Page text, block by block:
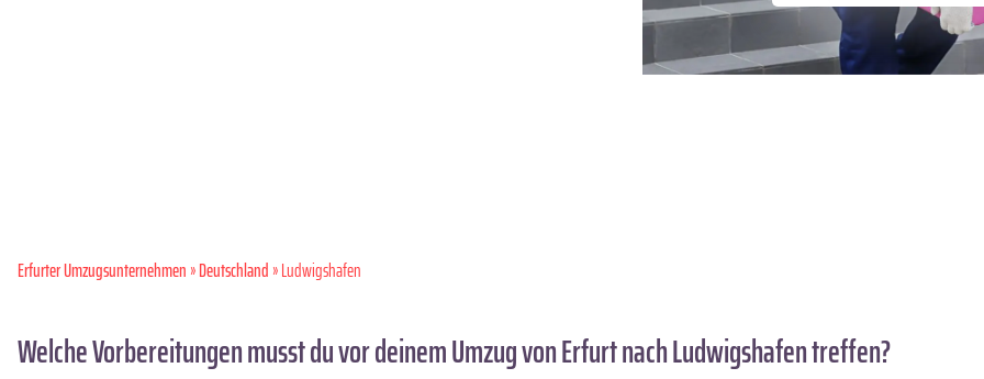
Erfurter Umzugsunternehmen»Deutschland» Ludwigshafen
Welche Vorbereitungen musst du vor deinem Umzug von Erfurt nach Ludwigshafen treffen?